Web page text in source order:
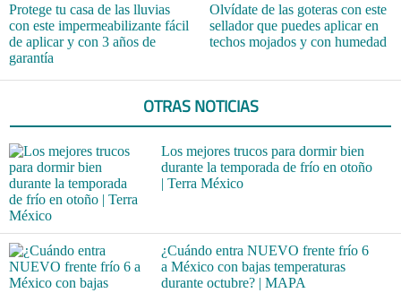
Protege tu casa de las lluvias
con este impermeabilizante fácil
de aplicar y con 3 años de
garantía
Olvídate de las goteras con este
sellador que puedes aplicar en
techos mojados y con humedad
OTRAS NOTICIAS
Los mejores trucos para dormir bien
durante la temporada de frío en otoño
| Terra México
¿Cuándo entra NUEVO frente frío 6
a México con bajas temperaturas
durante octubre? | MAPA